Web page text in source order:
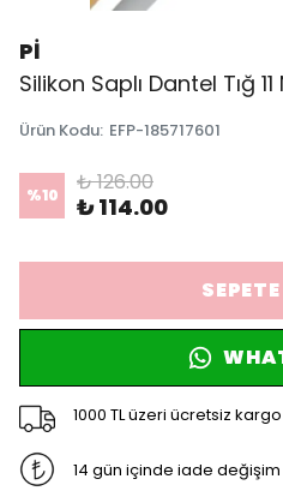
Pİ
Silikon Saplı Dantel Tığ
Ürün Kodu: EFP-185717601
%10 ₺ 126.00
₺ 114.00
1000 TL üzeri ücretsiz kargo
14 gün içinde iade değişim